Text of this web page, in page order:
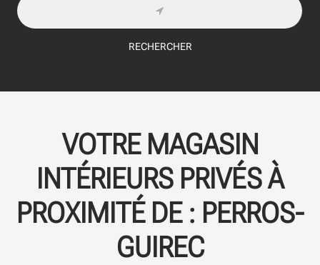
RECHERCHER
VOTRE MAGASIN
INTÉRIEURS PRIVÉS À
PROXIMITÉ DE : PERROS-
GUIREC